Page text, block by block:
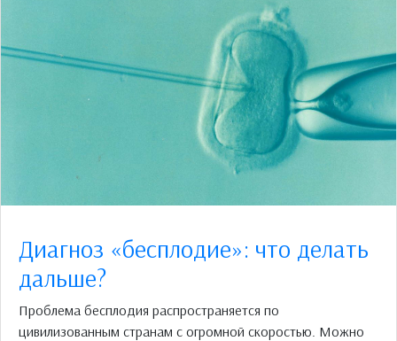
Диагноз «бесплодие»: что делать
дальше?
Проблема бесплодия распространяется по
цивилизованным странам с огромной скоростью. Можно